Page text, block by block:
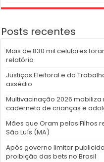
Posts recentes
Mais de 830 mil celulares
relatório
Justiças Eleitoral e do
assédio
Multivacinação 2026
caderneta de crianças e
Mães que Oram pelos Filhos
São Luís (MA)
Após governo limitar
proibição das bets no Brasil